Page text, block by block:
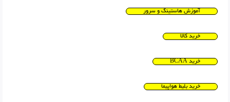
آموزش هاستینگ و سرور
خرید کالا
خرید BCAA
خرید بلیط هواپیما